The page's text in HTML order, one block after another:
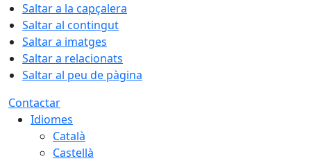
Saltar a la capçalera
Saltar al contingut
Saltar a imatges
Saltar a relacionats
Saltar al peu de pàgina
Contactar
Idiomes
Català
Castellà